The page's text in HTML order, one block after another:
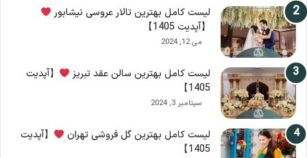
لیست کامل بهترین تالار عروسی نیشابور
【آپدیت 1405】
می 12, 2024
لیست کامل بهترین سالن عقد تبریز
【آپدیت
1405】
سپتامبر 3, 2024
لیست کامل بهترین گل فروشی تهران
【آپدیت
1405】